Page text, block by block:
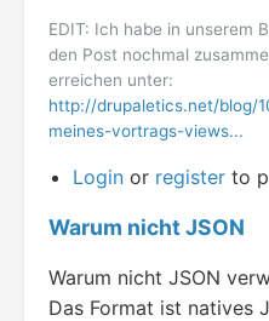
EDIT: Ich habe in unserem
den Post nochmal
erreichen unter:
http://drupaletics.net/blog/
meines-vortrags-views...
Login or register to
Warum nicht JSON
Warum nicht JSON
Das Format ist natives